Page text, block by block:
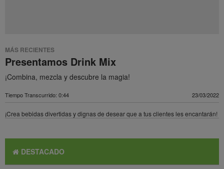
MÁS RECIENTES
Presentamos Drink Mix
¡Combina, mezcla y descubre la magia!
Tiempo Transcurrido: 0:44 23/03/2022
¡Crea bebidas divertidas y dignas de desear que a tus clientes les encantarán!
DESTACADO